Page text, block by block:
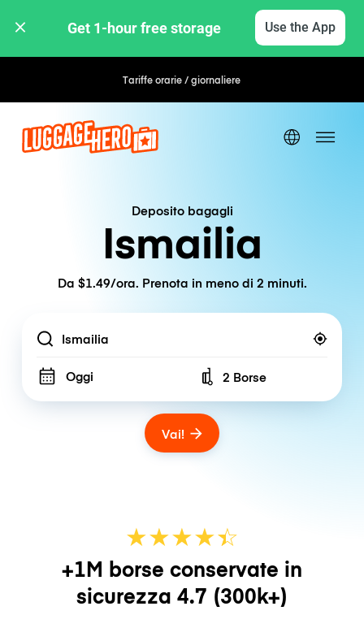
Get 1-hour free storage Use the App
Tariffe orarie / giornaliere
Deposito bagagli
Ismailia
Da $1.49/ora. Prenota in meno di 2 minuti.
Location
Oggi Number of bags
2 Borse
Vai!
★★★★☆
★
+1M borse conservate in
sicurezza 4.7 (300k+)